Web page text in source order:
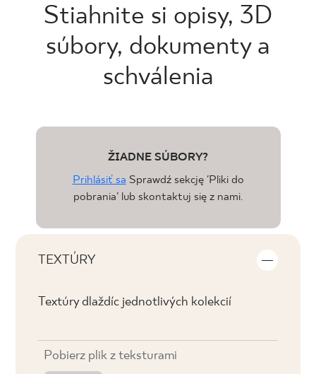
Stiahnite si opisy, 3D
súbory, dokumenty a
schválenia
ŽIADNE SÚBORY?
Prihlásiť sa Sprawdź sekcję 'Pliki do
pobrania' lub skontaktuj się z nami.
TEXTÚRY
Textúry dlaždíc jednotlivých kolekcií
Pobierz plik z teksturami